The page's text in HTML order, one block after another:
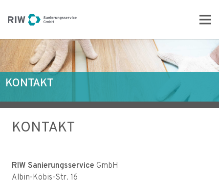
KONTAKT
KONTAKT
RIW Sanierungsservice GmbH
Albin-Köbis-Str. 16